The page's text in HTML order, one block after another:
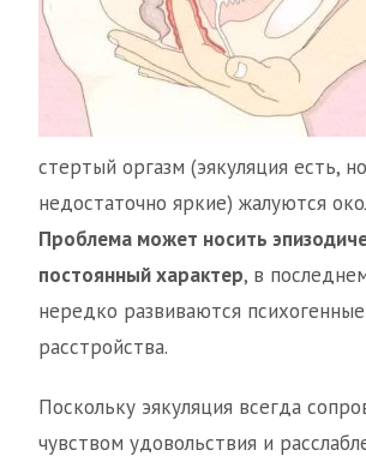
стертый оргазм (эякуляция есть,
недостаточно яркие) жалуются
Проблема может носить
постоянный характер, в
нередко развиваются психогенные
расстройства.
Поскольку эякуляция всегда
чувством удовольствия и